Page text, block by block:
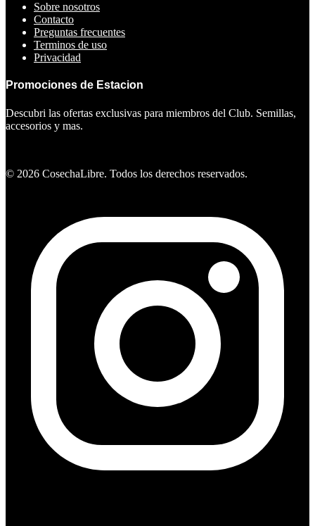
Sobre nosotros
Contacto
Preguntas frecuentes
Terminos de uso
Privacidad
Promociones de Estacion
Descubri las ofertas exclusivas para miembros del Club. Semillas,
accesorios y mas.
© 2026 CosechaLibre. Todos los derechos reservados.